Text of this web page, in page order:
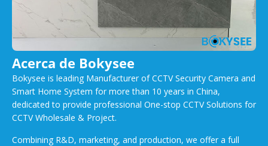
Acerca de Bokysee
Bokysee is leading Manufacturer of CCTV Security Camera and
Smart Home System for more than 10 years in China,
dedicated to provide professional One-stop CCTV Solutions for
CCTV Wholesale & Project.
Combining R&D, marketing, and production, we offer a full